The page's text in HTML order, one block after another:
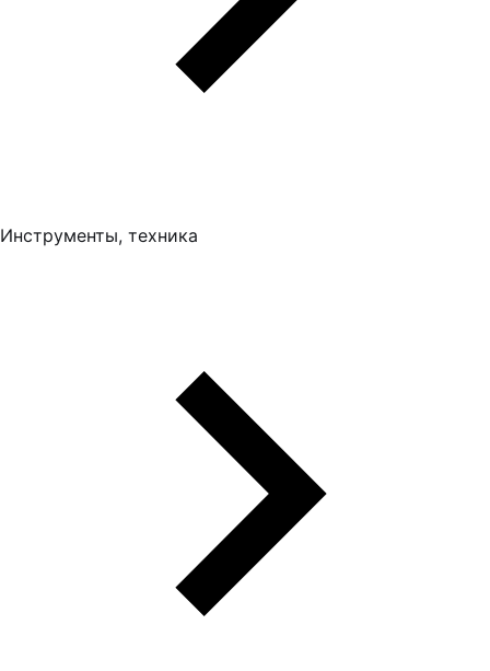
Инструменты, техника